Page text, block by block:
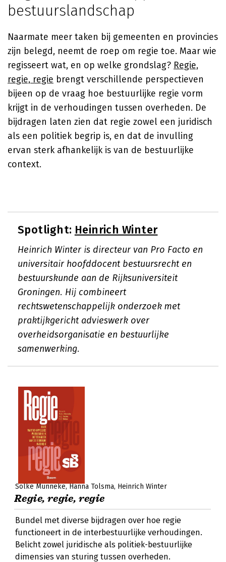
bestuurslandschap
Naarmate meer taken bij gemeenten en provincies
zijn belegd, neemt de roep om regie toe. Maar wie
regisseert wat, en op welke grondslag? Regie,
regie, regie brengt verschillende perspectieven
bijeen op de vraag hoe bestuurlijke regie vorm
krijgt in de verhoudingen tussen overheden. De
bijdragen laten zien dat regie zowel een juridisch
als een politiek begrip is, en dat de invulling
ervan sterk afhankelijk is van de bestuurlijke
context.
Spotlight: Heinrich Winter
Heinrich Winter is directeur van Pro Facto en
universitair hoofddocent bestuursrecht en
bestuurskunde aan de Rijksuniversiteit
Groningen. Hij combineert
rechtswetenschappelijk onderzoek met
praktijkgericht advieswerk over
overheidsorganisatie en bestuurlijke
samenwerking.
Solke Munneke Hanna Tolsma Heinrich Winter
Regie, regie, regie
Bundel met diverse bijdragen over hoe regie
functioneert in de interbestuurlijke verhoudingen.
Belicht zowel juridische als politiek-bestuurlijke
dimensies van sturing tussen overheden.